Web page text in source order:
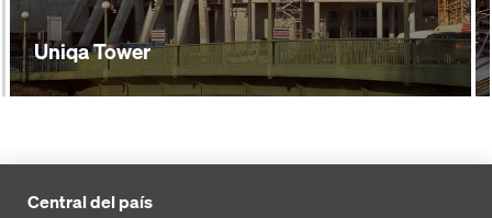
Uniqa Tower
Central del país